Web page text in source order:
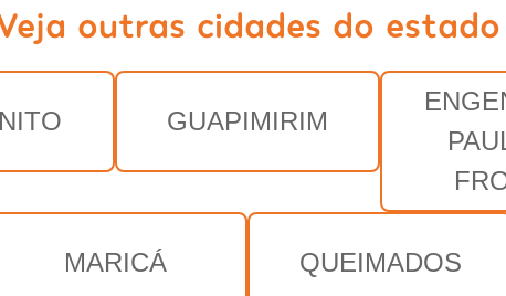
outras cidades do estado
GUAPIMIRIM
MARICÁ QUEIMADOS